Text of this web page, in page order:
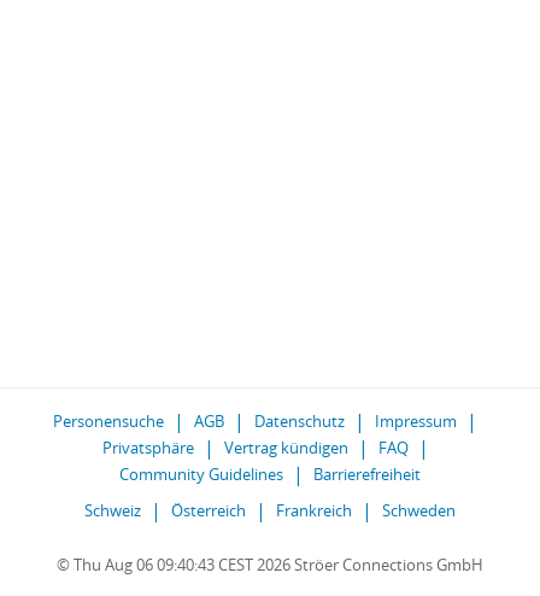
Personensuche AGB Datenschutz
Impressum
Privatsphäre
Vertrag kündigen
FAQ
Community Guidelines
Barrierefreiheit
Schweiz
Österreich Frankreich Schweden
© Thu Aug 06 09:40:43 CEST 2026 Ströer Connections GmbH